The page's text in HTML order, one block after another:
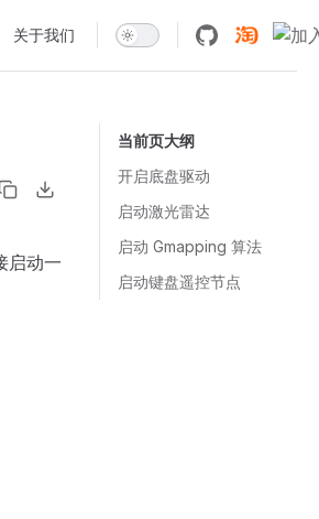
关于我们
当前页大纲
开启底盘驱动
启动激光雷达
启动 Gmapping 算法
启动键盘遥控节点
启动一